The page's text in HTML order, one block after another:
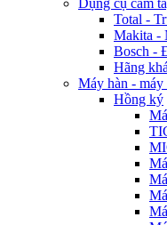
Total -
Makita -
Bosch -
Hãng
Máy hàn -
Hồng ký